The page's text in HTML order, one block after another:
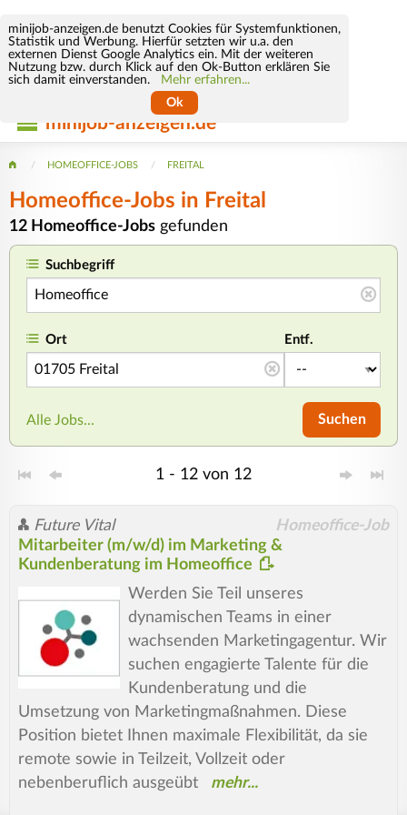
minijob-anzeigen.de benutzt Cookies für Systemfunktionen,
Statistik und Werbung. Hierfür setzten wir u.a. den
externen Dienst Google Analytics ein. Mit der weiteren
Nutzung bzw. durch Klick auf den Ok-Button erklären Sie
sich damit einverstanden.
Mehr erfahren...
Ok
minijob-anzeigen.de
HOMEOFFICE-JOBS FREITAL
Homeoffice-Jobs in Freital
12 Homeoffice-Jobs gefunden
Suchbegriff
Ort Entf.
Alle Jobs... Suchen
1 - 12 von 12
Future Vital Homeoffice-Job
Mitarbeiter (m/w/d) im Marketing &
Kundenberatung im Homeoffice
Werden Sie Teil unseres
dynamischen Teams in einer
wachsenden Marketingagentur. Wir
suchen engagierte Talente für die
Kundenberatung und die
Umsetzung von Marketingmaßnahmen. Diese
Position bietet Ihnen maximale Flexibilität, da sie
remote sowie in Teilzeit, Vollzeit oder
nebenberuflich ausgeübt